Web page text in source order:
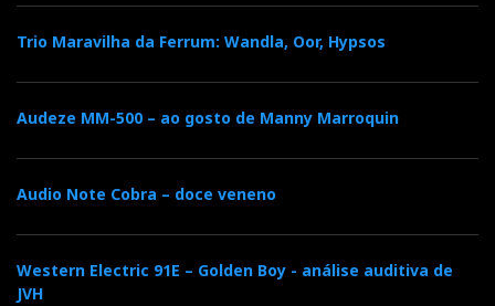
Trio Maravilha da Ferrum: Wandla, Oor, Hypsos
Audeze MM-500 – ao gosto de Manny Marroquin
Audio Note Cobra – doce veneno
Western Electric 91E – Golden Boy - análise auditiva de
JVH